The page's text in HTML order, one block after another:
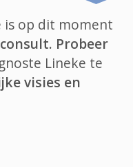
is op dit moment
Probeer
Lineke te
visies en